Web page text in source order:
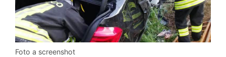
Foto a screenshot